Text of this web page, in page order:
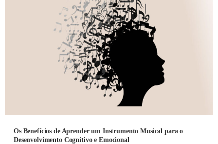
Os Benefícios de Aprender um Instrumento Musical para o
Desenvolvimento Cognitivo e Emocional